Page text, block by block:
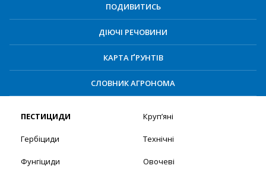
ПОДИВИТИСЬ
ДІЮЧІ РЕЧОВИНИ
КАРТА ҐРУНТІВ
СЛОВНИК АГРОНОМА
ПЕСТИЦИДИ
Гербіциди
Фунгіциди
Круп’яні
Технічні
Овочеві